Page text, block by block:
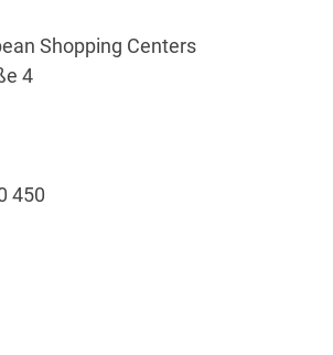
Shopping Centers
4
450